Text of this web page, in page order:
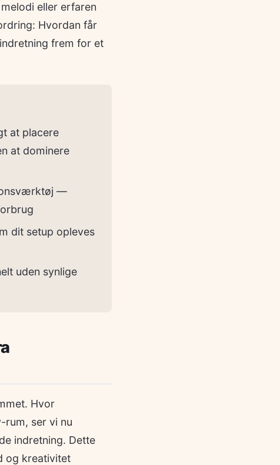
eller erfaren
Hvordan får
frem for et
at placere
at dominere
—
dit setup opleves
uden synlige
Hvor
ser vi nu
indretning. Dette
og kreativitet